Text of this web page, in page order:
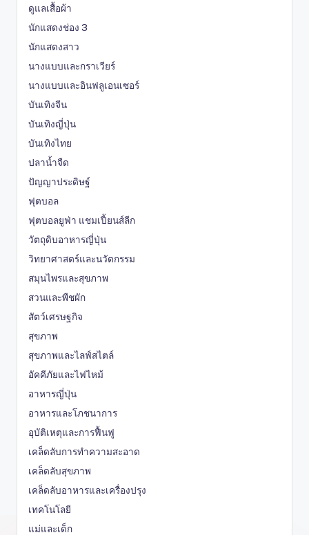
ดูแลเสื้อผ้า
นักแสดงช่อง 3
นักแสดงสาว
นางแบบและกราเวียร์
นางแบบและอินฟลูเอนเซอร์
บันเทิงจีน
บันเทิงญี่ปุ่น
บันเทิงไทย
ปลาน้ำจืด
ปัญญาประดิษฐ์
ฟุตบอล
ฟุตบอลยูฟ่า แชมเปี้ยนส์ลีก
วัตถุดิบอาหารญี่ปุ่น
วิทยาศาสตร์และนวัตกรรม
สมุนไพรและสุขภาพ
สวนและพืชผัก
สัตว์เศรษฐกิจ
สุขภาพ
สุขภาพและไลฟ์สไตล์
อัคคีภัยและไฟไหม้
อาหารญี่ปุ่น
อาหารและโภชนาการ
อุบัติเหตุและการฟื้นฟู
เคล็ดลับการทำความสะอาด
เคล็ดลับสุขภาพ
เคล็ดลับอาหารและเครื่องปรุง
เทคโนโลยี
แม่และเด็ก